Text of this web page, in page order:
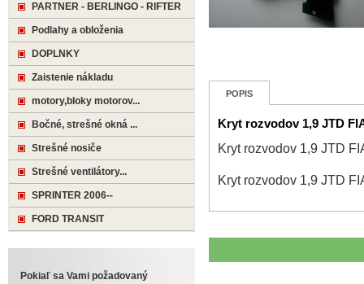
POPIS
Kryt rozvodov 1,9 JTD
Kryt rozvodov 1,9 JTD
Kryt rozvodov 1,9 JTD
PARTNER - BERLINGO - RIFTER
Podlahy a obloženia
DOPLNKY
Zaistenie nákladu
motory,bloky motorov...
Bočné, strešné okná ...
Strešné nosiče
Strešné ventilátory...
SPRINTER 2006--
FORD TRANSIT
Pokiaľ sa Vami požadovaný